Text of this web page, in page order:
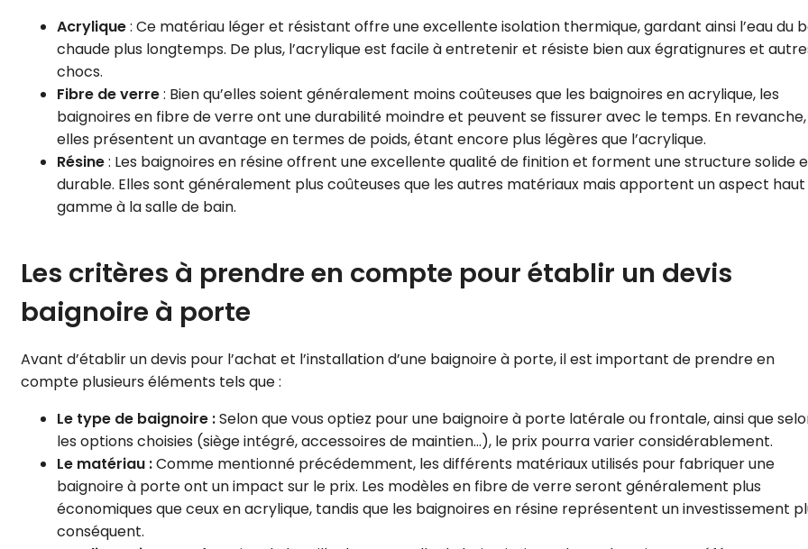
Acrylique: Ce matériau léger et résistant offre une excellente isolation thermique, gardant ainsi l’eau du
chaude plus longtemps. De plus, l’acrylique est facile à entretenir et résiste bien aux égratignures et
chocs.
Fibre de verre: Bien qu’elles soient généralement moins coûteuses que les baignoires en acrylique, les
baignoires en fibre de verre ont une durabilité moindre et peuvent se fissurer avec le temps. En revanche,
elles présentent un avantage en termes de poids, étant encore plus légères que l’acrylique.
Résine: Les baignoires en résine offrent une excellente qualité de finition et forment une structure solide
durable. Elles sont généralement plus coûteuses que les autres matériaux mais apportent un aspect
gamme à la salle de bain.
Les critères à prendre en compte pour établir un devis
baignoire à porte
Avant d’établir un devis pour l’achat et l’installation d’une baignoire à porte, il est important de prendre en
compte plusieurs éléments tels que :
Le type de baignoire :Selon que vous optiez pour une baignoire à porte latérale ou frontale, ainsi que
les options choisies (siège intégré, accessoires de maintien…), le prix pourra varier considérablement.
Le matériau :Comme mentionné précédemment, les différents matériaux utilisés pour fabriquer une
baignoire à porte ont un impact sur le prix. Les modèles en fibre de verre seront généralement plus
économiques que ceux en acrylique, tandis que les baignoires en résine représentent un investissement
conséquent.